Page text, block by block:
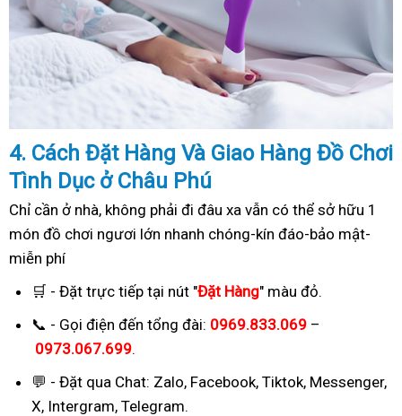
4. Cách Đặt Hàng Và Giao Hàng Đồ Chơi
Tình Dục ở Châu Phú
Chỉ cần ở nhà, không phải đi đâu xa vẫn có thể sở hữu 1
món đồ chơi ngươi lớn nhanh chóng-kín đáo-bảo mật-
miễn phí
🛒 - Đặt trực tiếp tại nút "Đặt Hàng" màu đỏ.
📞 - Gọi điện đến tổng đài: 0969.833.069 –
0973.067.699.
💬 - Đặt qua Chat: Zalo, Facebook, Tiktok, Messenger,
X, Intergram, Telegram.